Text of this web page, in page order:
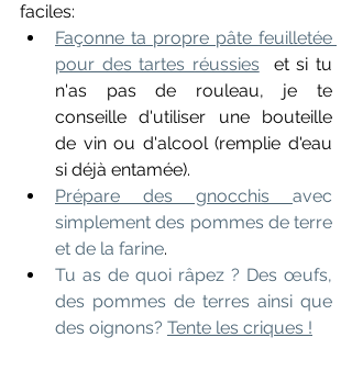
faciles:
Façonne ta propre pâte feuilletée
pour des tartes réussies
  et si tu
n'as pas de rouleau, je te
conseille d'utiliser une bouteille
de vin ou d'alcool (remplie d'eau
si déjà entamée).
Prépare des gnocchis avec
simplement des pommes de terre
et de la farine.
Tu as de quoi râpez ? Des œufs,
des pommes de terres ainsi que
des oignons? Tente les criques !